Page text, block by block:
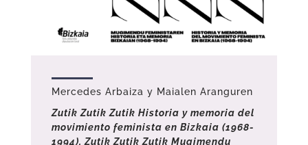
Mercedes Arbaiza y Maialen Aranguren
Zutik Zutik Zutik Historia y memoria del
movimiento feminista en Bizkaia (1968-
1994), Zutik Zutik Zutik Mugimendu